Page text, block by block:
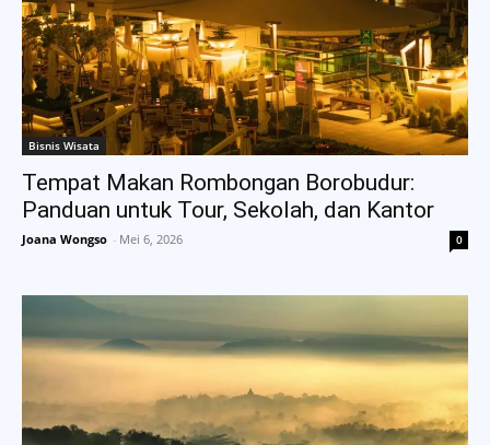
Bisnis Wisata
Tempat Makan Rombongan Borobudur:
Panduan untuk Tour, Sekolah, dan Kantor
Joana Wongso - Mei 6, 2026 0